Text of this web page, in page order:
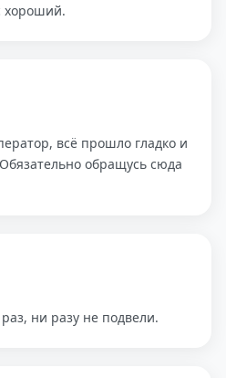
хороший.
всё прошло гладко и
обращусь сюда
ни разу не подвели.